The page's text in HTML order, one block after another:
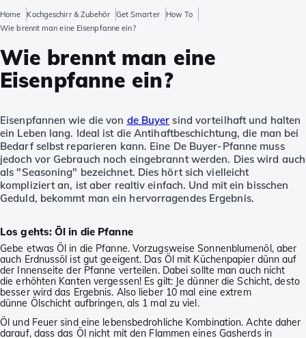
Home Kochgeschirr & Zubehör Get Smarter
How To
Wie brennt man eine Eisenpfanne ein?
Wie brennt man eine
Eisenpfanne ein?
Eisenpfannen wie die von de Buyer sind vorteilhaft und halten
ein Leben lang. Ideal ist die Antihaftbeschichtung, die man bei
Bedarf selbst reparieren kann. Eine De Buyer-Pfanne muss
jedoch vor Gebrauch noch eingebrannt werden. Dies wird auch
als "Seasoning" bezeichnet. Dies hört sich vielleicht
kompliziert an, ist aber realtiv einfach. Und mit ein bisschen
Geduld, bekommt man ein hervorragendes Ergebnis.
Los gehts: Öl in die Pfanne
Gebe etwas Öl in die Pfanne. Vorzugsweise Sonnenblumenöl, aber
auch Erdnussöl ist gut geeigent. Das Öl mit Küchenpapier dünn auf
der Innenseite der Pfanne verteilen. Dabei sollte man auch nicht
die erhöhten Kanten vergessen! Es gilt: Je dünner die Schicht, desto
besser wird das Ergebnis. Also lieber 10 mal eine extrem
dünne Ölschicht aufbringen, als 1 mal zu viel.
Öl und Feuer sind eine lebensbedrohliche Kombination. Achte daher
darauf, dass das Öl nicht mit den Flammen eines Gasherds in